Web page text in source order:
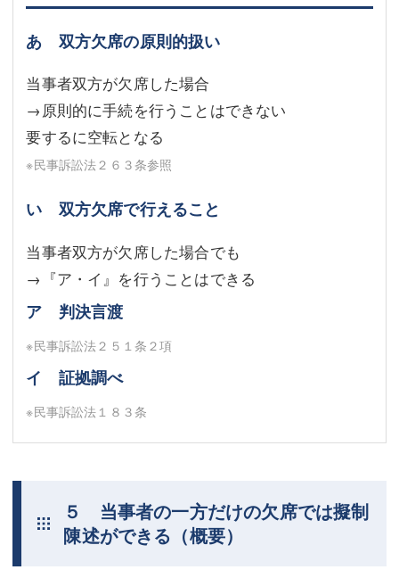
あ 双方欠席の原則的扱い
当事者双方が欠席した場合
→原則的に手続を行うことはできない
要するに空転となる
※民事訴訟法２６３条参照
い 双方欠席で行えること
当事者双方が欠席した場合でも
→『ア・イ』を行うことはできる
ア 判決言渡
※民事訴訟法２５１条２項
イ 証拠調べ
※民事訴訟法１８３条
５ 当事者の一方だけの欠席では擬制
陳述ができる（概要）